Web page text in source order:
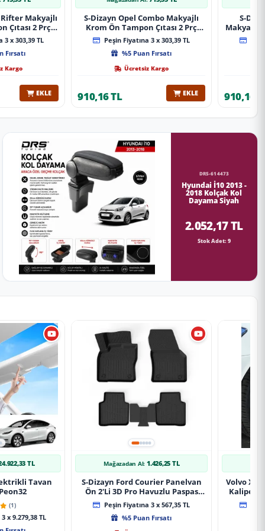
Makyajlı
Çıtası 2 Prç
Kalite
3 x 303,39 TL
Fırsatı
Kargo
EKLE
S-Dizayn Opel Combo Makyajlı
Krom Ön Tampon Çıtası 2 Prç
2023 Üzeri A+ Kalite
Peşin Fiyatına 3 x 303,39 TL
%5 Puan Fırsatı
Ücretsiz Kargo
910,16 TL EKLE
S-
Makyajlı
2 Prç
910,16
DRS-614473
Hyundai İ10 2013 -
2018 Kolçak Kol
Dayama Siyah
2.052,17 TL
Stok Adet: 9
TL
Tavan
(1)
x 9.279,38 TL
Mağazadan Al: 1.426,25 TL
S-Dizayn Ford Courier Panelvan
Ön 2'Li 3D Pro Havuzlu Paspas
2014-2024 A+ Kalite
Peşin Fiyatına 3 x 567,35 TL
%5 Puan Fırsatı
Volvo
Kaliper